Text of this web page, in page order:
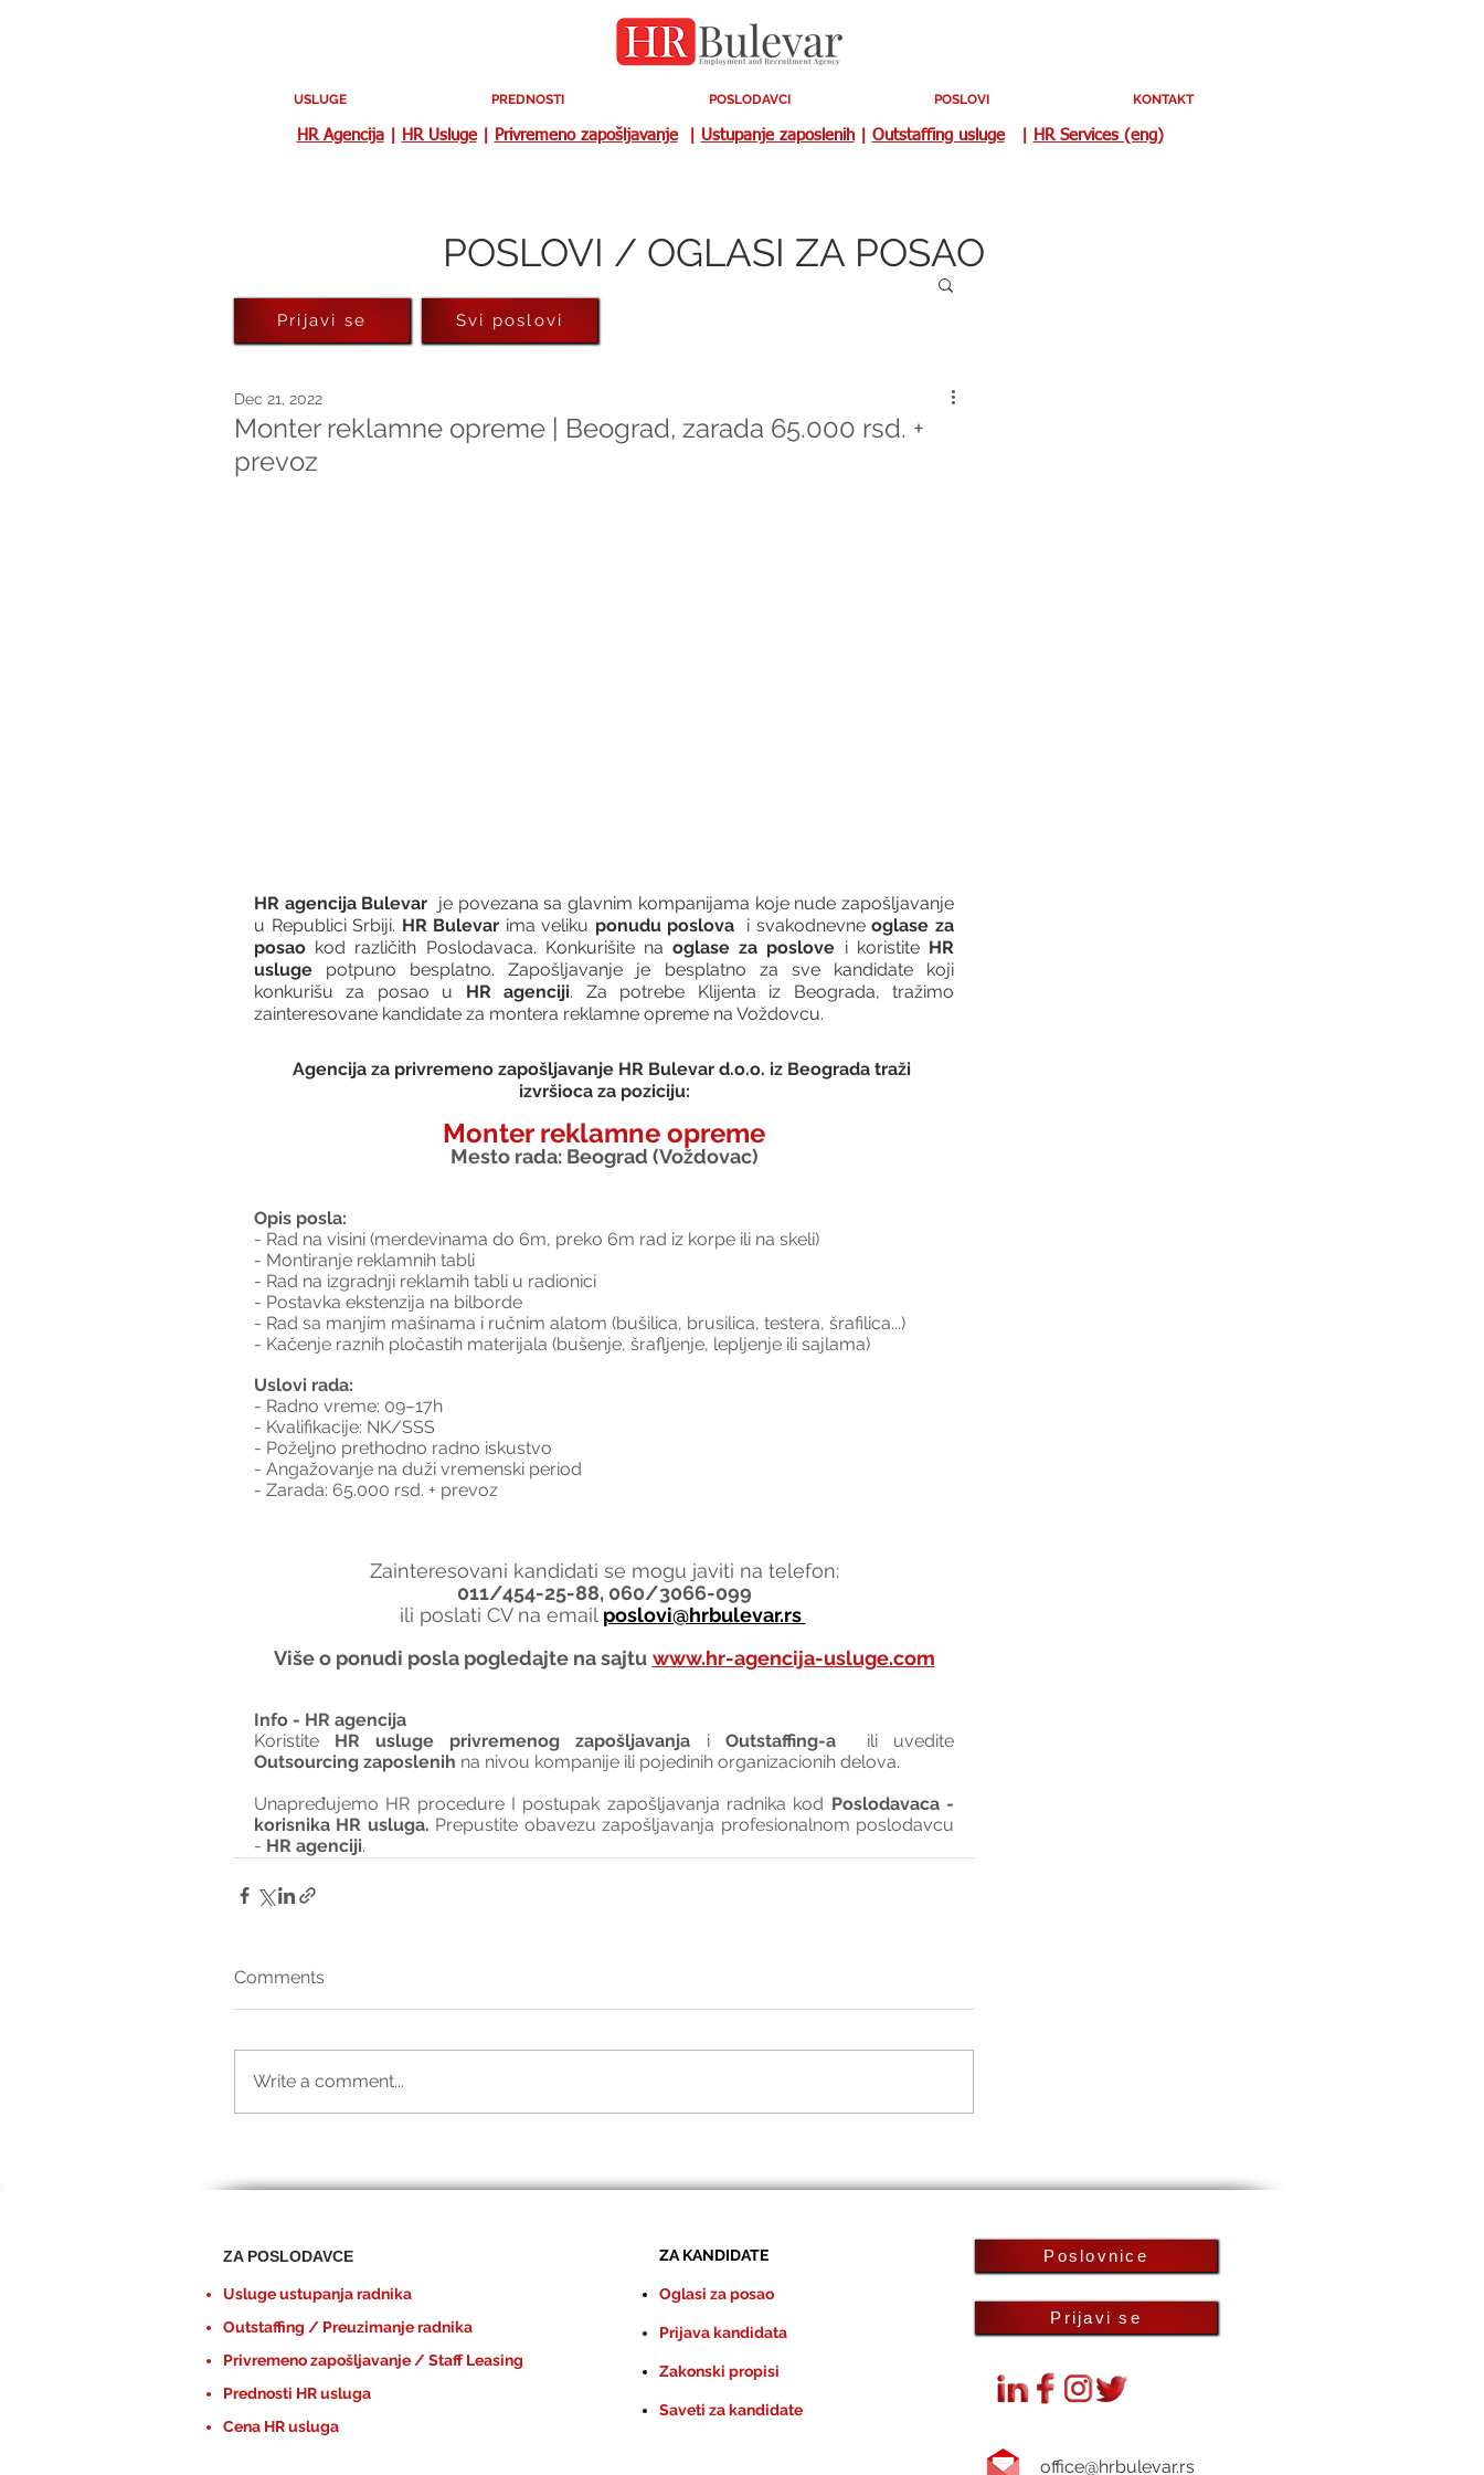
USLUGE PREDNOSTI POSLODAVCI POSLOVI KONTAKT
HR Agencija| HR Usluge| Privremeno zapošljavanje| Ustupanje zaposlenih| Outstaffing usluge| HR Services (eng)
POSLOVI / OGLASI ZA POSAO
Monter reklamne opreme | Beograd, zarada 65.000 rsd. +
prevoz
Dec 21, 2022
HR agencija Bulevar
  je povezana sa glavnim kompanijama koje nude zapošljavanje
u Republici Srbiji. HR Bulevar ima veliku ponudu poslova
  i svakodnevne
oglase za
posao kod različith Poslodavaca. Konkurišite na oglase za poslove i koristite HR
usluge potpuno besplatno. Zapošljavanje je besplatno za sve kandidate koji
konkurišu za posao u HR agenciji. Za potrebe Klijenta iz Beograda, tražimo
zainteresovane kandidate za montera reklamne opreme na Voždovcu.
Agencija za privremeno zapošljavanje HR Bulevar d.o.o. iz Beograda traži
izvršioca za poziciju:
Monter reklamne opreme
Mesto rada: Beograd (Voždovac)
Opis posla:
- Rad na visini (merdevinama do 6m, preko 6m rad iz korpe ili na skeli)
- Montiranje reklamnih tabli
- Rad na izgradnji reklamih tabli u radionici
- Postavka ekstenzija na bilborde
- Rad sa manjim mašinama i ručnim alatom (bušilica, brusilica, testera, šrafilica...)
- Kačenje raznih pločastih materijala (bušenje, šrafljenje, lepljenje ili sajlama)
Uslovi rada:
- Radno vreme: 09–17h
- Kvalifikacije: NK/SSS
- Poželjno prethodno radno iskustvo
- Angažovanje na duži vremenski period
- Zarada: 65.000 rsd. + prevoz
Zainteresovani kandidati se mogu javiti na telefon:
011/454-25-88, 060/3066-099
ili poslati CV na email poslovi@hrbulevar.rs
Više o ponudi posla pogledajte na sajtu www.hr-agencija-usluge.com
Info - HR agencija
Koristite HR usluge privremenog zapošljavanja i Outstaffing-a
Outsourcing zaposlenih na nivou kompanije ili pojedinih organizacionih delova.
Unapređujemo HR procedure I postupak zapošljavanja radnika kod Poslodavaca -
korisnika HR usluga. Prepustite obavezu zapošljavanja profesionalnom poslodavcu
- HR agenciji.
Comments
Write a comment...
Prijavi se Svi poslovi
ZA POSLODAVCE
Usluge ustupanja radnika
Outstaffing / Preuzimanje radnika
Privremeno zapošljavanje / Staff Leasing
Prednosti HR usluga
Cena HR usluga
ZA KANDIDATE
Oglasi za posao
Prijava kandidata
Zakonski propisi
Saveti za kandidate
Poslovnice
Prijavi se
office@hrbulevar.rs